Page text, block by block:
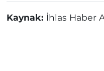
Kaynak: İhlas Haber